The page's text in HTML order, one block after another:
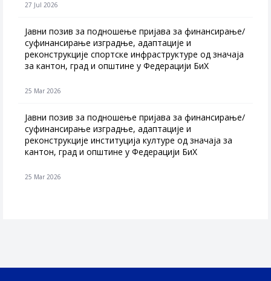
27 Jul 2026
Jавни позив за подношење пријава за финансирање/
суфинансирање изградње, адаптације и
реконструкције спортске инфраструктуре од значаја
за кантон, град и општине у Федерацији БиХ
25 Mar 2026
Јавни позив за подношење пријава за финансирање/
суфинансирање изградње, адаптације и
реконструкције институција културе од значаја за
кантон, град и општине у Федерацији БиХ
25 Mar 2026